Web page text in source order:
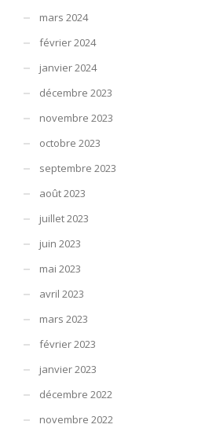
mars 2024
février 2024
janvier 2024
décembre 2023
novembre 2023
octobre 2023
septembre 2023
août 2023
juillet 2023
juin 2023
mai 2023
avril 2023
mars 2023
février 2023
janvier 2023
décembre 2022
novembre 2022